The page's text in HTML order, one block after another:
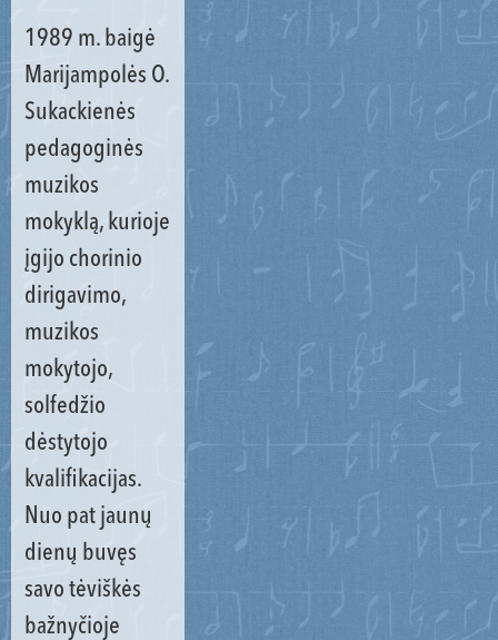
1989 m. baigė
Marijampolės O.
Sukackienės
pedagoginės
muzikos
mokyklą, kurioje
įgijo chorinio
dirigavimo,
muzikos
mokytojo,
solfedžio
dėstytojo
kvalifikacijas.
Nuo pat jaunų
dienų buvęs
savo tėviškės
bažnyčioje